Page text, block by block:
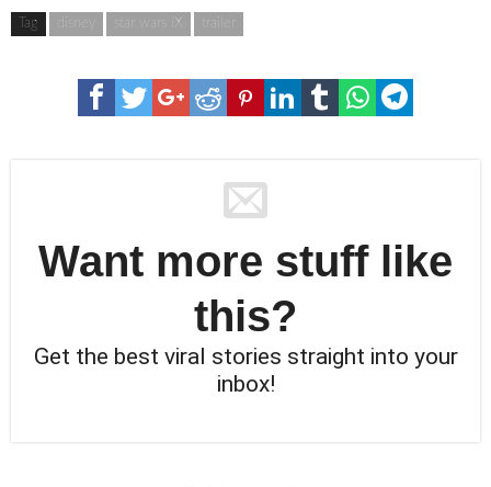
Tag disney star wars IX trailer
Want more stuff like
this?
Get the best viral stories straight into your
inbox!